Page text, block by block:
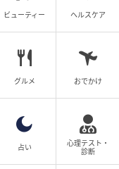
ビューティー ヘルスケア
グルメ おでかけ
占い
心理テスト・
診断